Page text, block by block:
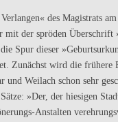
des Magistrats
der spröden Überschrift
Spur dieser
Zunächst wird die
Weilach schon sehr
»Der, der hiesigen
Anstalten